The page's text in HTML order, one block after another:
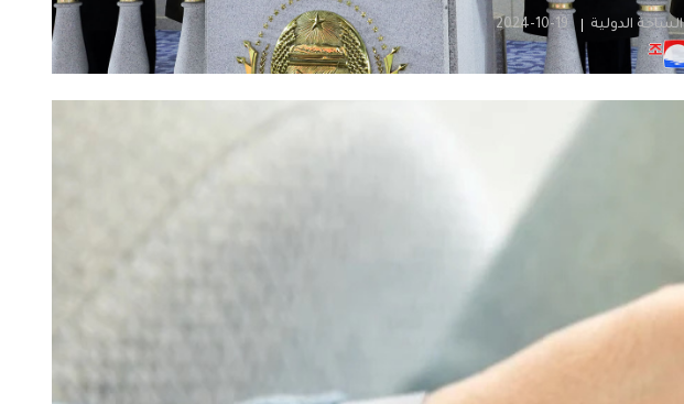
الساحة الدولية 2024-10-19